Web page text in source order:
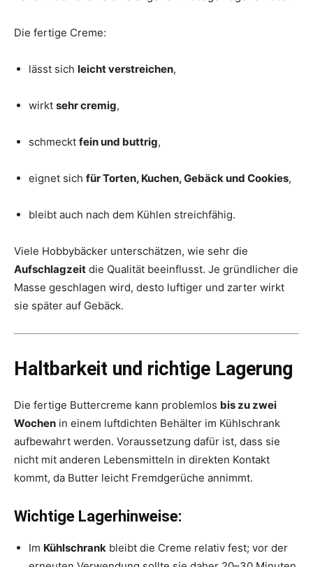
Die fertige Creme:
lässt sich leicht verstreichen,
wirkt sehr cremig,
schmeckt fein und buttrig,
eignet sich für Torten, Kuchen, Gebäck und Cookies,
bleibt auch nach dem Kühlen streichfähig.
Viele Hobbybäcker unterschätzen, wie sehr die
Aufschlagzeit die Qualität beeinflusst. Je gründlicher die
Masse geschlagen wird, desto luftiger und zarter wirkt
sie später auf Gebäck.
Haltbarkeit und richtige Lagerung
Die fertige Buttercreme kann problemlos bis zu zwei
Wochen in einem luftdichten Behälter im Kühlschrank
aufbewahrt werden. Voraussetzung dafür ist, dass sie
nicht mit anderen Lebensmitteln in direkten Kontakt
kommt, da Butter leicht Fremdgerüche annimmt.
Wichtige Lagerhinweise:
Im Kühlschrank bleibt die Creme relativ fest; vor der